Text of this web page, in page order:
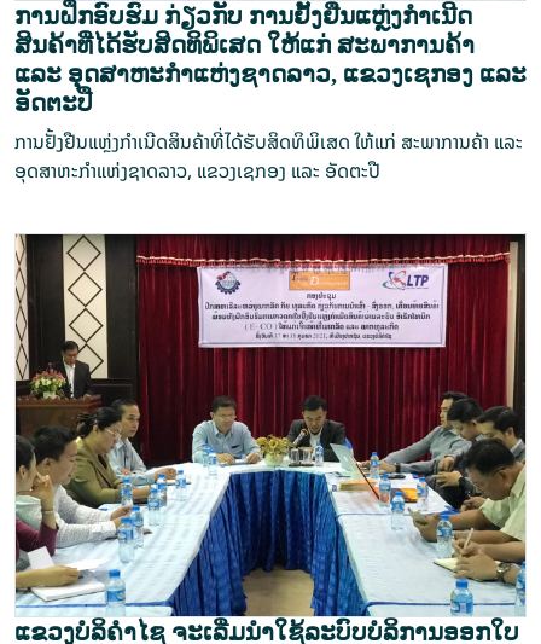
ການຝຶກອົບຮົມ ກ່ຽວກັບ ການຢັ້ງຢືນແຫຼ່ງກຳເນີດ
ສິນຄ້າທີ່ໄດ້ຮັບສິດທິພິເສດ ໃຫ້ແກ່ ສະພາການຄ້າ
ແລະ ອຸດສາຫະກຳແຫ່ງຊາດລາວ, ແຂວງເຊກອງ ແລະ
ອັດຕະປື
ການຢັ້ງຢືນແຫຼ່ງກຳເນີດສິນຄ້າທີ່ໄດ້ຮັບສິດທິພິເສດ ໃຫ້ແກ່ ສະພາການຄ້າ ແລະ
ອຸດສາຫະກຳແຫ່ງຊາດລາວ, ແຂວງເຊກອງ ແລະ ອັດຕະປື
ແຂວງບໍລິຄຳໄຊ ຈະເລີ່ມນໍາໃຊ້ລະບົບບໍລິການອອກໃບ